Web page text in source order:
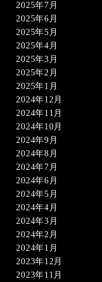
2025年7月
2025年6月
2025年5月
2025年4月
2025年3月
2025年2月
2025年1月
2024年12月
2024年11月
2024年10月
2024年9月
2024年8月
2024年7月
2024年6月
2024年5月
2024年4月
2024年3月
2024年2月
2024年1月
2023年12月
2023年11月